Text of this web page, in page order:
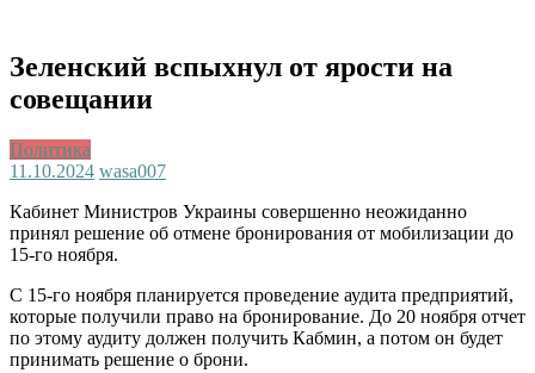
Зеленский вспыхнул от ярости на
совещании
Политика
11.10.2024 wasa007
Кабинет Министров Украины совершенно неожиданно
принял решение об отмене бронирования от мобилизации до
15-го ноября.
С 15-го ноября планируется проведение аудита предприятий,
которые получили право на бронирование. До 20 ноября отчет
по этому аудиту должен получить Кабмин, а потом он будет
принимать решение о брони.